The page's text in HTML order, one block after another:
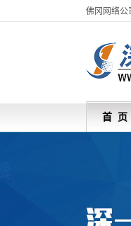
佛冈网络公
首 页